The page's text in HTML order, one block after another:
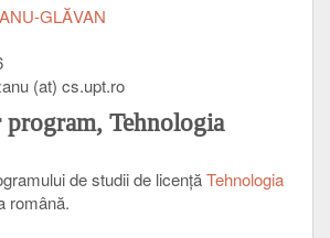
GLĂVAN
(at) cs.upt.ro
Tehnologia
de studii de licenţăTehnologia
română.